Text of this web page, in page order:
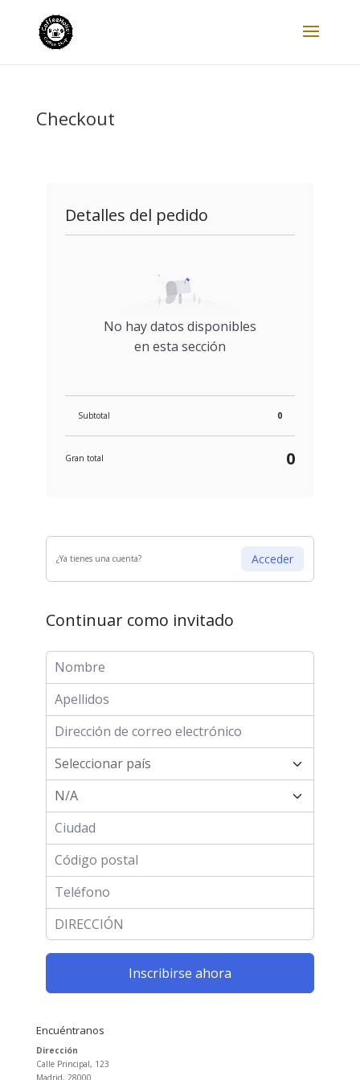
Checkout
Detalles del pedido
No hay datos disponibles
en esta sección
Subtotal 0
Gran total 0
¿Ya tienes una cuenta? Acceder
Continuar como invitado
Inscribirse ahora
Encuéntranos
Dirección
Calle Principal, 123
Madrid, 28000